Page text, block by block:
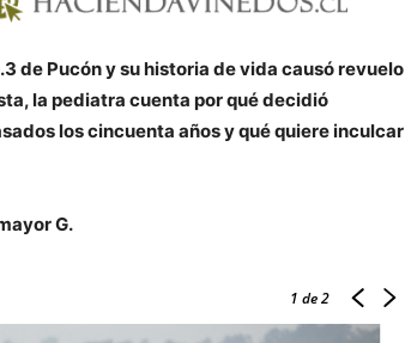
de Pucón y su historia de vida causó revuelo
la pediatra cuenta por qué decidió
los cincuenta años y qué quiere inculcar
G.
1 de 2